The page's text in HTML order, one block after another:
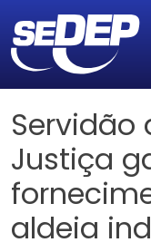
Servidão
Justiça
aldeia